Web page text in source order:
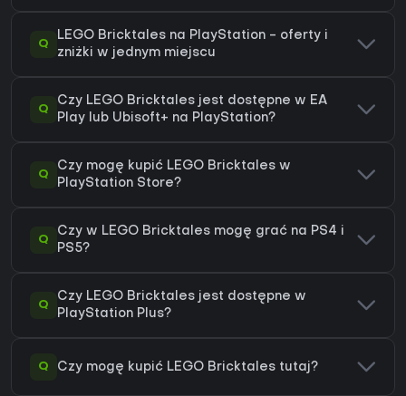
Q
LEGO Bricktales na PlayStation - oferty i
zniżki w jednym miejscu
Q
Czy LEGO Bricktales jest dostępne w EA
Play lub Ubisoft+ na PlayStation?
Q
Czy mogę kupić LEGO Bricktales w
PlayStation Store?
Q
Czy w LEGO Bricktales mogę grać na PS4 i
PS5?
Q
Czy LEGO Bricktales jest dostępne w
PlayStation Plus?
Q Czy mogę kupić LEGO Bricktales tutaj?